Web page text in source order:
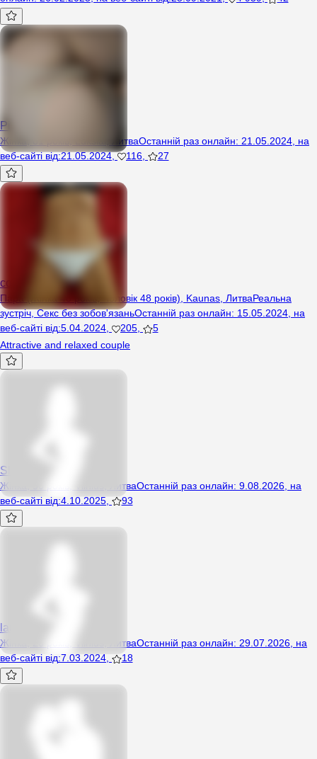
Piotr213444444
Жінка, 81 років, Lukšiai, ЛитваОстанній раз онлайн: 21.05.2024 на
веб-сайті від:21.05.2024, 116 27
coupleN
Пара (Жінка 48 років, Чоловік 48 років), Kaunas, ЛитваРеальна
зустріч,Секс без зобов'язаньОстанній раз онлайн: 15.05.2024 на
веб-сайті від:5.04.2024 205
5
Attractive and relaxed couple
Slicznodka
Жінка, 50 років, Vilnius, ЛитваОстанній раз онлайн: 9.08.2026 на
веб-сайті від:4.10.2025 93
lauracerne7
Жінка, 26 років, Vilnius, ЛитваОстанній раз онлайн: 29.07.2026 на
веб-сайті від:7.03.2024 18